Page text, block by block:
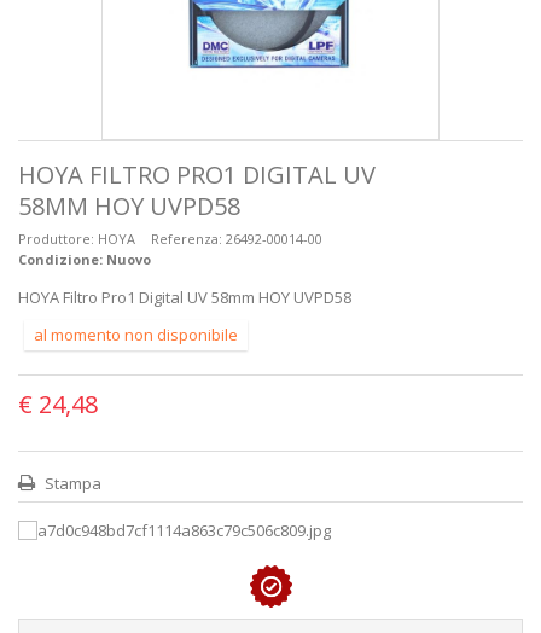
HOYA FILTRO PRO1 DIGITAL UV
58MM HOY UVPD58
Produttore: HOYA Referenza: 26492-00014-00
Condizione: Nuovo
HOYA Filtro Pro1 Digital UV 58mm HOY UVPD58
al momento non disponibile
€ 24,48
Stampa